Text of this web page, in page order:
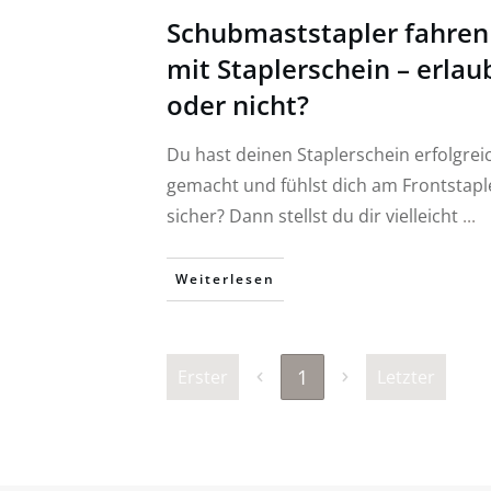
Schubmaststapler fahren
mit Staplerschein –
oder nicht?
Du hast deinen Staplerschein
gemacht und fühlst dich am
sicher? Dann stellst du dir vielleicht ...
Weiterlesen
Erster 1 Letzter